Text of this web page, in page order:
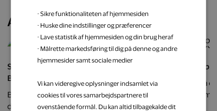
Andre kigger også på
Shop eksklusive vine og kvalitetsrig spiritus hos
Brdr. D’s Vinhandel.
Brdr. D’s Vinhandel brænder for at importere
delikate vine fra hele verden – direkte hjem til dig.
Gå på
· Sikre funktionaliteten af hjemmesiden
· Huske dine indstillinger og præferencer
· Lave statistik af hjemmesiden og din brug heraf
· Målrette markedsføring til dig på denne og andre
hjemmesider samt sociale medier
Vi kan videregive oplysninger indsamlet via
cookies til vores samarbejdspartnere til
ovenstående formål. Du kan altid tilbagekalde dit